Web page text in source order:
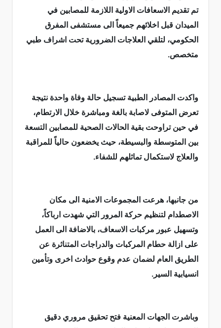
تم تقديم الاسعافات الاولية اللازمة للمصابين في
الميدان قبل اخلائهم جميعاً الى مستشفى المفرق
الحكومي، لتلقي العلاجات الضرورية تحت اشراف طبي
متخصص.
واكدت المصادر الطبية تسجيل حالة وفاة واحدة نتيجة
تعرض المتوفى لاصابة بالغة ومباشرة خلال الارتطام،
في حين تراوحت بقية الحالات الصحية للمصابين التسعة
بين المتوسطة والبسيطة، حيث يخضعون حالياً للمراقبة
والعلاج لاستكمال تماثلهم للشفاء.
من جانبها، هرعت المجموعات الامنية الى مكان
الاصطدام لتنظيم حركة المرور التي شهدت ارباكاً،
وتسهيل عبور مركبات الاسعاف، بالاضافة الى العمل
على ازالة حطام المركبات والدراجات المتناثرة عن
الطريق العام لضمان عدم وقوع حوادث اخرى وتأمين
انسيابية السير.
وباشرت الجهات المعنية فتح تحقيق مروري دقيق